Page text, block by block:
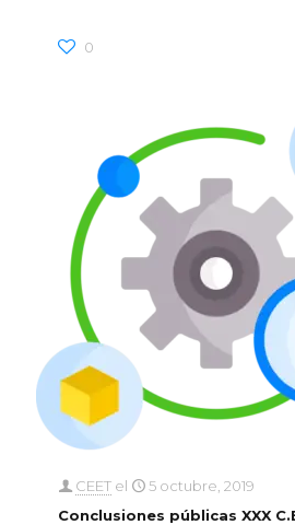
0
CEET el
5 octubre, 2019
Conclusiones públicas XXX